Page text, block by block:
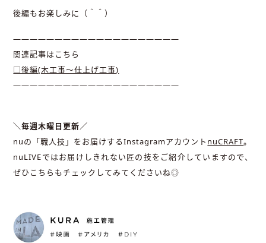
後編もお楽しみに（＾＾）
――――――――――――――――――――
関連記事はこちら
□後編(木工事〜仕上げ工事)
――――――――――――――――――――
＼毎週木曜日更新／
nuの「職人技」をお届けするInstagramアカウント nuCRAFT。
nuLIVEではお届けしきれない匠の技をご紹介していますので、
ぜひこちらもチェックしてみてくださいね◎